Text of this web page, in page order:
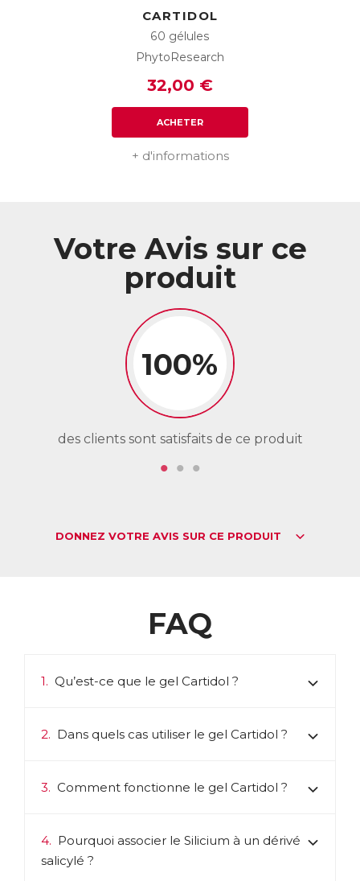
✶ Efficacité immédiate et durable pour 94% des utilisateurs
** Test réalisé sur 52 utilisateurs pendant 21 jours
Télécharger la fiche produit
CARTIDOL
60 gélules
PhytoResearch
32,00 €
ACHETER
+ d'informations
Votre Avis sur ce
produit
100%
des clients sont satisfaits de ce produit
DONNEZ VOTRE AVIS SUR CE PRODUIT
FAQ
1. Qu’est-ce que le gel Cartidol ?
2. Dans quels cas utiliser le gel Cartidol ?
3. Comment fonctionne le gel Cartidol ?
4. Pourquoi associer le Silicium à un dérivé
salicylé ?